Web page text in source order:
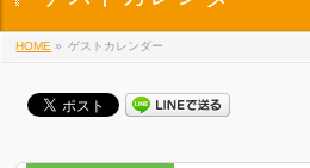
HOME » ゲストカレンダー